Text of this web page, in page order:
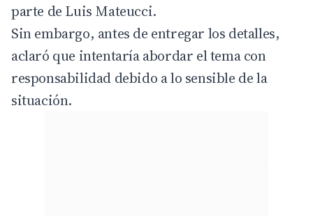
parte de Luis Mateucci.
Sin embargo, antes de entregar los detalles,
aclaró que intentaría abordar el tema con
responsabilidad debido a lo sensible de la
situación.